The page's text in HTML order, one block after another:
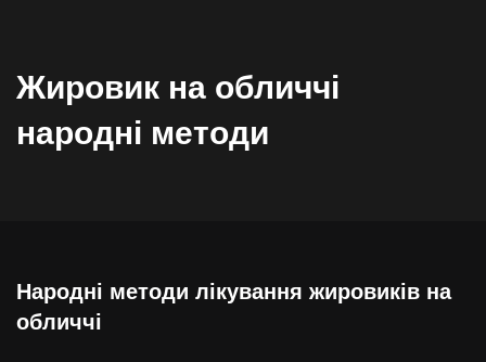
Жировик на обличчі
народні методи
Народні методи лікування жировиків на
обличчі